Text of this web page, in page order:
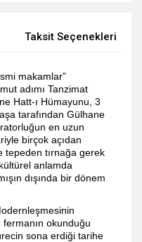
Taksit Seçenekleri
makamlar”
adımı Tanzimat
Hatt-ı Hümayunu, 3
tarafından Gülhane
en uzun
birçok açıdan
tepeden tırnağa gerek
anlamda
dışında bir dönem
fermanın okunduğu
sona erdiği tarihe